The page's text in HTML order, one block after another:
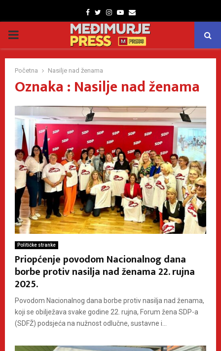
Facebook
TwitterInstagram
Youtube
Email
PRIMARY
MENU
Početna Nasilje nad ženama
Oznaka : Nasilje nad ženama
Političke stranke
Priopćenje povodom Nacionalnog dana
borbe protiv nasilja nad ženama 22. rujna
2025.
Povodom Nacionalnog dana borbe protiv nasilja nad ženama,
koji se obilježava svake godine 22. rujna, Forum žena SDP-a
(SDFŽ) podsjeća na nužnost odlučne, sustavne i...